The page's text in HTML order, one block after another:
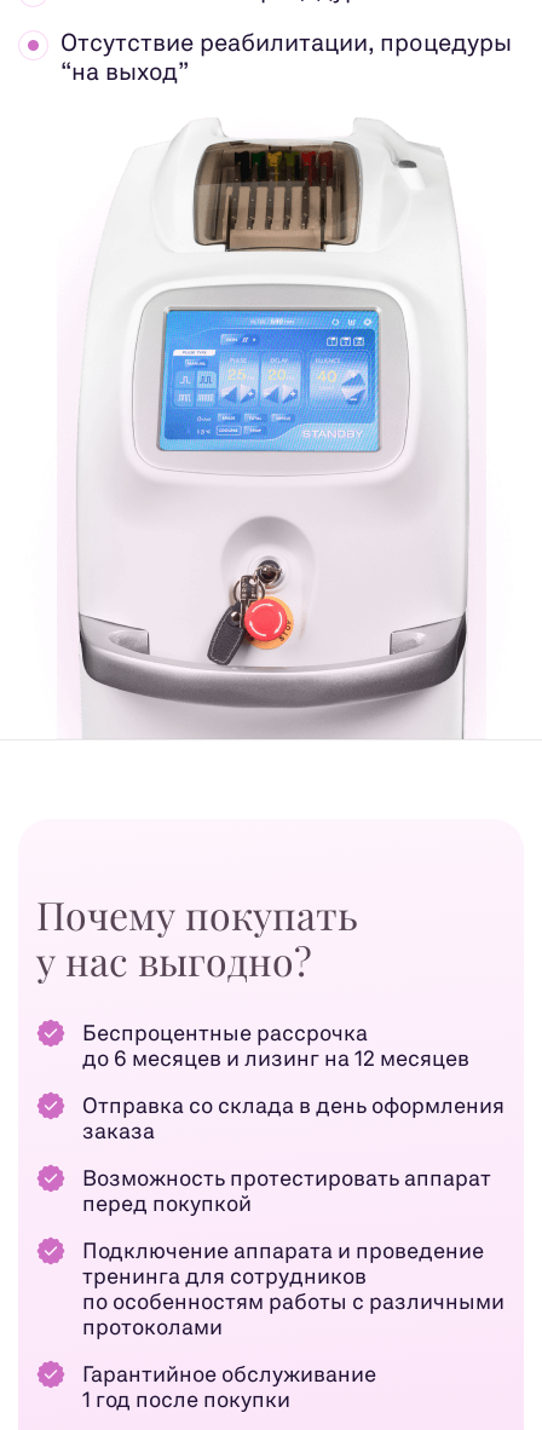
Отсутствие реабилитации, процедуры
“на выход”
Почему покупать
у нас выгодно?
Беспроцентные рассрочка
до 6 месяцев и лизинг на 12 месяцев
Отправка со склада в день оформления
заказа
Возможность протестировать аппарат
перед покупкой
Подключение аппарата и проведение
тренинга для сотрудников
по особенностям работы с различными
протоколами
Гарантийное обслуживание
1 год после покупки